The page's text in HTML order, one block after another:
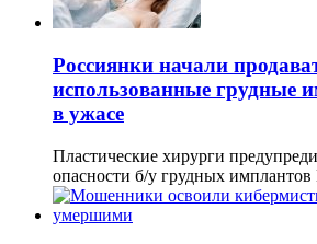
Россиянки начали
использованные грудные
в ужасе
Пластические хирурги
опасности б/у грудных